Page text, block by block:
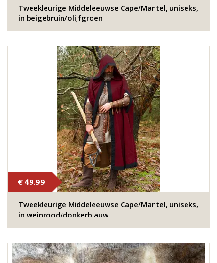
Tweekleurige Middeleeuwse Cape/Mantel, uniseks,
in beigebruin/olijfgroen
€ 49.99
Tweekleurige Middeleeuwse Cape/Mantel, uniseks,
in weinrood/donkerblauw